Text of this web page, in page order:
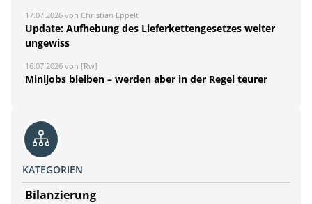
17.07.2026 von Christian Eppelt
Update: Aufhebung des Lieferkettengesetzes weiter
ungewiss
16.07.2026 von [Rw]
Minijobs bleiben – werden aber in der Regel teurer
KATEGORIEN
Bilanzierung